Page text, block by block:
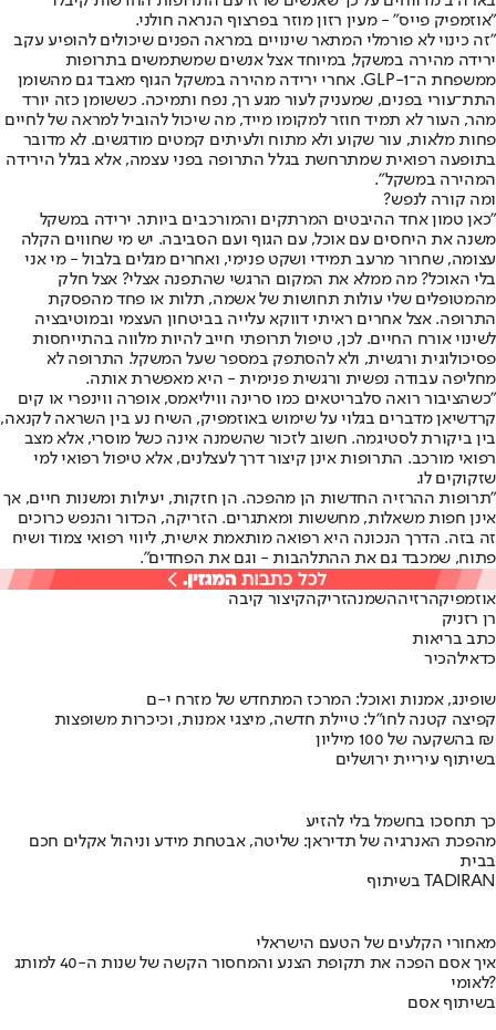
"אוזמפיק פייס" - מעין רזון מוזר בפרצוף הנראה חולני.
"זה כינוי לא פורמלי המתאר שינויים במראה הפנים שיכולים להופיע עקב
ירידה מהירה במשקל, במיוחד אצל אנשים שמשתמשים בתרופות
ממשפחת ה־GLP-1. אחרי ירידה מהירה במשקל הגוף מאבד גם מהשומן
התת־עורי בפנים, שמעניק לעור מגע רך, נפח ותמיכה. כששומן כזה יורד
מהר, העור לא תמיד חוזר למקומו מייד, מה שיכול להוביל למראה של לחיים
פחות מלאות, עור שקוע ולא מתוח ולעיתים קמטים מודגשים. לא מדובר
בתופעה רפואית שמתרחשת בגלל התרופה בפני עצמה, אלא בגלל הירידה
המהירה במשקל".
ומה קורה לנפש?
"כאן טמון אחד ההיבטים המרתקים והמורכבים ביותר. ירידה במשקל
משנה את היחסים עם אוכל, עם הגוף ועם הסביבה. יש מי שחווים הקלה
עצומה, שחרור מרעב תמידי ושקט פנימי, ואחרים מגלים בלבול - מי אני
בלי האוכל? מה ממלא את המקום הרגשי שהתפנה אצלי? אצל חלק
מהמטופלים שלי עולות תחושות של אשמה, תלות או פחד מהפסקת
התרופה. אצל אחרים ראיתי דווקא עלייה בביטחון העצמי ובמוטיבציה
לשינוי אורח החיים. לכן, טיפול תרופתי חייב להיות מלווה בהתייחסות
פסיכולוגית ורגשית, ולא להסתפק במספר שעל המשקל. התרופה לא
מחליפה עבודה נפשית ורגשית פנימית - היא מאפשרת אותה.
"כשהציבור רואה סלבריטאים כמו סרינה וויליאמס, אופרה ווינפרי או קים
קרדשיאן מדברים בגלוי על שימוש באוזמפיק, השיח נע בין השראה לקנאה,
בין ביקורת לסטיגמה. חשוב לזכור שהשמנה אינה כשל מוסרי, אלא מצב
רפואי מורכב. התרופות אינן קיצור דרך לעצלנים, אלא טיפול רפואי למי
שזקוקים לו.
"תרופות ההרזיה החדשות הן מהפכה. הן חזקות, יעילות ומשנות חיים, אך
אינן חפות משאלות, מחששות ומאתגרים. הזריקה, הכדור והנפש כרוכים
זה בזה. הדרך הנכונה היא רפואה מותאמת אישית, ליווי רפואי צמוד ושיח
פתוח, שמכבד גם את ההתלהבות - וגם את הפחדים".
אוזמפיקהרזיההשמנהזריקהקיצור קיבה
רן רזניק
כתב בריאות
כדאילהכיר
שופינג, אמנות ואוכל: המרכז המתחדש של מזרח י-ם
קפיצה קטנה לחו"ל: טיילת חדשה, מיצגי אמנות, וכיכרות משופצות
בהשקעה של 100 מיליון ₪
בשיתוף עיריית ירושלים
כך תחסכו בחשמל בלי להזיע
מהפכת האנרגיה של תדיראן: שליטה, אבטחת מידע וניהול אקלים חכם
בבית
בשיתוף TADIRAN
מאחורי הקלעים של הטעם הישראלי
איך אסם הפכה את תקופת הצנע והמחסור הקשה של שנות ה-40 למותג
לאומי?
בשיתוף אסם